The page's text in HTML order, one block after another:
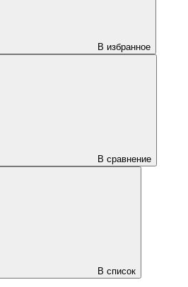
В избранное
В сравнение
В список